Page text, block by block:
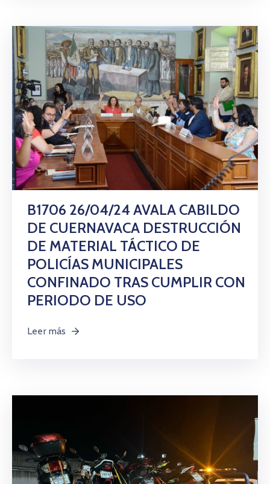
B1706 26/04/24 AVALA CABILDO
DE CUERNAVACA DESTRUCCIÓN
DE MATERIAL TÁCTICO DE
POLICÍAS MUNICIPALES
CONFINADO TRAS CUMPLIR CON
PERIODO DE USO
Leer más